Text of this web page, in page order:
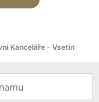
Kanceláře - Vsetín